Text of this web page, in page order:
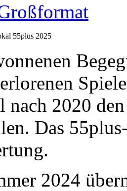
55plus 2025
nach 2020
Das
2024